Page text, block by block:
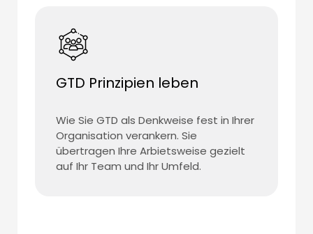
GTD Prinzipien leben
Wie Sie GTD als Denkweise fest in Ihrer
Organisation verankern. Sie
übertragen Ihre Arbietsweise gezielt
auf Ihr Team und Ihr Umfeld.